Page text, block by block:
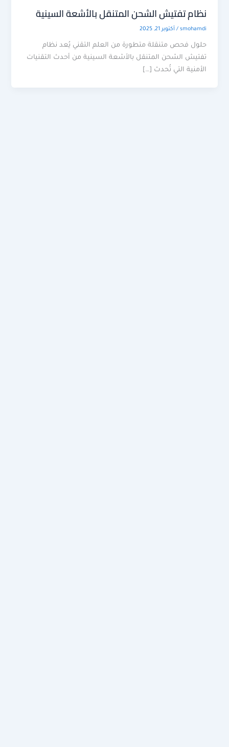
نظام تفتيش الشحن المتنقل بالأشعة السينية
smohamdi
/أكتوبر 21, 2025
حلول فحص متنقلة متطورة من العلم التقني يُعد نظام
تفتيش الشحن المتنقل بالأشعة السينية من أحدث التقنيات
الأمنية التي تُحدث […]